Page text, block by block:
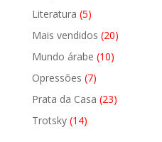
Literatura 55
produtos
Mais vendidos 2020
Mundo árabe 1010
Opressões 77
produtos
Prata da Casa 2323
Trotsky 1414